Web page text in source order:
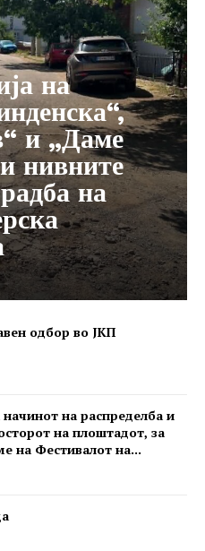
на
и „Даме
нивните
на
одбор во ЈКП
на распределба и
на плоштадот, за
на Фестивалот на...